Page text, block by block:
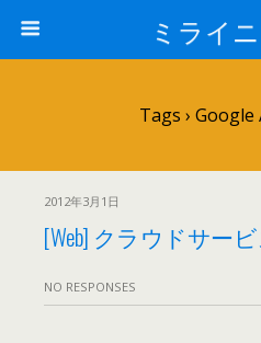
ミライ
Tags ›
2012年3月1日
[Web] クラウドサー
NO RESPONSES